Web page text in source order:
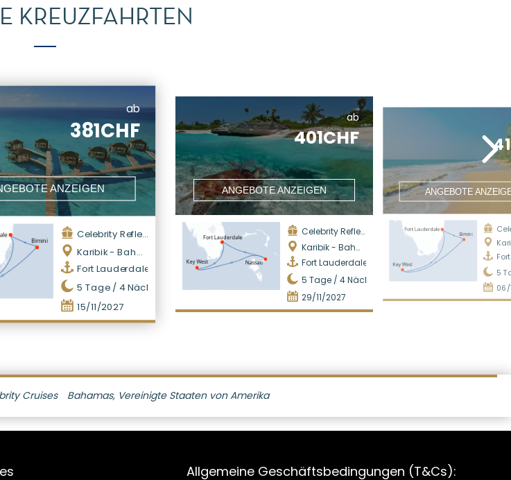
KREUZFAHRTEN
ab
381CHF
ANZEIGEN
Celebrity Reflection
Karibik - Bahamas
Fort Lauderdale
5 Tage / 4Nächte
15/11/2027
ab
401CHF
ANGEBOTE ANZEIGEN
Celebrity Reflection
Karibik - Bahamas
Fort Lauderdale
5 Tage /4Nächte
29/11/2027
ANGEBOTE
5
06/
Cruises Bahamas, Vereinigte Staaten von Amerika
Allgemeine Geschäftsbedingungen (T&Cs):